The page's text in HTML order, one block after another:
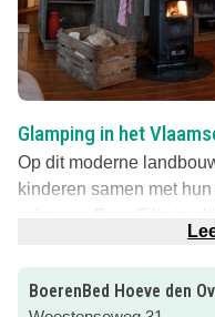
Glamping in het
Op dit moderne
kinderen samen met
kinderen mogen hem
melkkoeien, bij het
het veldwerk.
BoerenBed Hoeve den